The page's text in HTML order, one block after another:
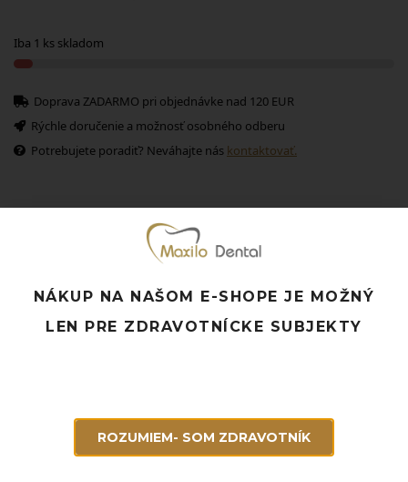
Iba 1 ks skladom
Doprava ZADARMO pri objednávke nad 120 EUR
Rýchle doručenie a možnosť osobného odberu
Potrebujete poradiť? Neváhajte nás kontaktovať.
Súvisiace produkty
NÁKUP NA NAŠOM E-SHOPE JE MOŽNÝ
LEN PRE ZDRAVOTNÍCKE SUBJEKTY
ROZUMIEM- SOM ZDRAVOTNÍK